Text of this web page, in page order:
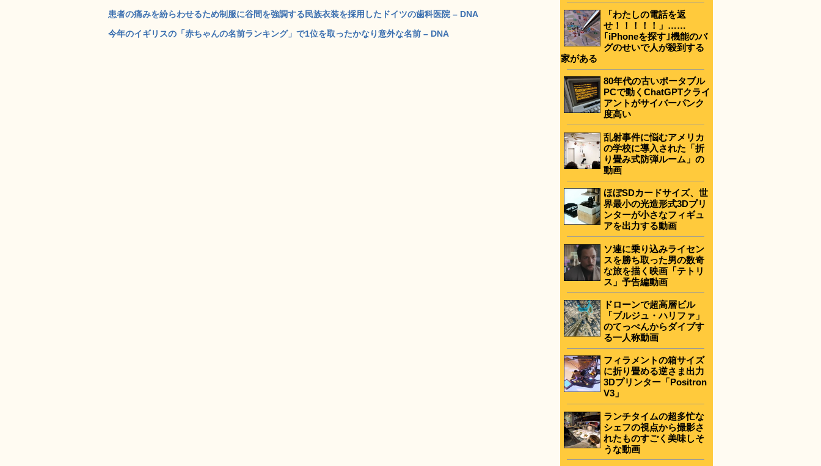
患者の痛みを紛らわせるため制服に谷間を強調する民族衣装を採用したドイツの歯科医院 – DNA
今年のイギリスの「赤ちゃんの名前ランキング」で1位を取ったかなり意外な名前 – DNA
「わたしの電話を返
せ！！！！！」……
｢iPhoneを探す｣機能のバ
グのせいで人が殺到する
家がある
80年代の古いポータブル
PCで動くChatGPTクライ
アントがサイバーパンク
度高い
乱射事件に悩むアメリカ
の学校に導入された「折
り畳み式防弾ルーム」の
動画
ほぼSDカードサイズ、世
界最小の光造形式3Dプリ
ンターが小さなフィギュ
アを出力する動画
ソ連に乗り込みライセン
スを勝ち取った男の数奇
な旅を描く映画「テトリ
ス」予告編動画
ドローンで超高層ビル
「ブルジュ・ハリファ」
のてっぺんからダイブす
る一人称動画
フィラメントの箱サイズ
に折り畳める逆さま出力
3Dプリンター「Positron
V3」
ランチタイムの超多忙な
シェフの視点から撮影さ
れたものすごく美味しそ
うな動画